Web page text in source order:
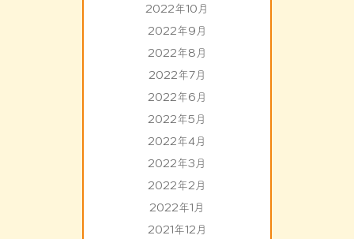
2022年10月
2022年9月
2022年8月
2022年7月
2022年6月
2022年5月
2022年4月
2022年3月
2022年2月
2022年1月
2021年12月